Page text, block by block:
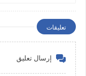
تعليقات
إرسال تعليق